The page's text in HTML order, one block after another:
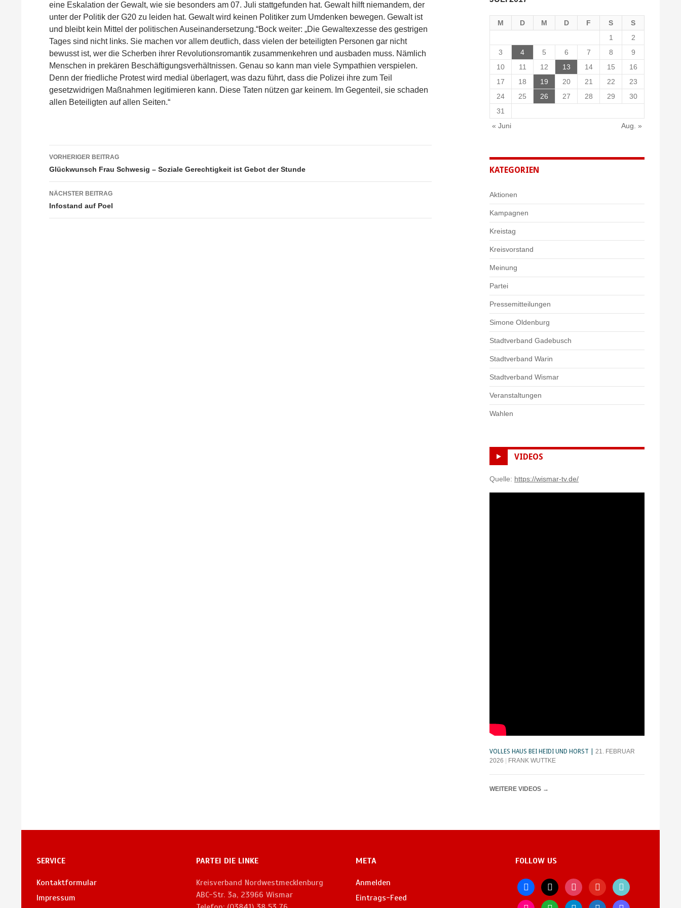
eine Eskalation der Gewalt, wie sie besonders am 07. Juli stattgefunden hat. Gewalt hilft niemandem, der
unter der Politik der G20 zu leiden hat. Gewalt wird keinen Politiker zum Umdenken bewegen. Gewalt ist
und bleibt kein Mittel der politischen Auseinandersetzung.“Bock weiter: „Die Gewaltexzesse des gestrigen
Tages sind nicht links. Sie machen vor allem deutlich, dass vielen der beteiligten Personen gar nicht
bewusst ist, wer die Scherben ihrer Revolutionsromantik zusammenkehren und ausbaden muss. Nämlich
Menschen in prekären Beschäftigungsverhältnissen. Genau so kann man viele Sympathien verspielen.
Denn der friedliche Protest wird medial überlagert, was dazu führt, dass die Polizei ihre zum Teil
gesetzwidrigen Maßnahmen legitimieren kann. Diese Taten nützen gar keinem. Im Gegenteil, sie schaden
allen Beteiligten auf allen Seiten.“
Beitragsnavigation
VORHERIGER BEITRAG
Glückwunsch Frau Schwesig – Soziale Gerechtigkeit ist Gebot der Stunde
NÄCHSTER BEITRAG
Infostand auf Poel
M D M D F S
S
1
2
3
4 5 6 7 8
9
10
11 12 13 14 15
16
17
18 19 20 21 22
23
24
25 26 27 28 29
30
31
« Juni
Aug. »
KATEGORIEN
Aktionen
Kampagnen
Kreistag
Kreisvorstand
Meinung
Partei
Pressemitteilungen
Simone Oldenburg
Stadtverband Gadebusch
Stadtverband Warin
Stadtverband Wismar
Veranstaltungen
Wahlen
VIDEOS
Quelle: https://wismar-tv.de/
VOLLES HAUS BEI HEIDI UND HORST
21. FEBRUAR
2026
FRANK WUTTKE
WEITERE VIDEOS →
SERVICE
Kontaktformular
Impressum
PARTEI DIE LINKE
Kreisverband Nordwestmecklenburg
ABC-Str. 3a, 23966 Wismar
META
Anmelden
Eintrags-Feed
FOLLOW US
facebook
x instagramyoutubetiktok
flickr whatsapptelegramblueskymastodon